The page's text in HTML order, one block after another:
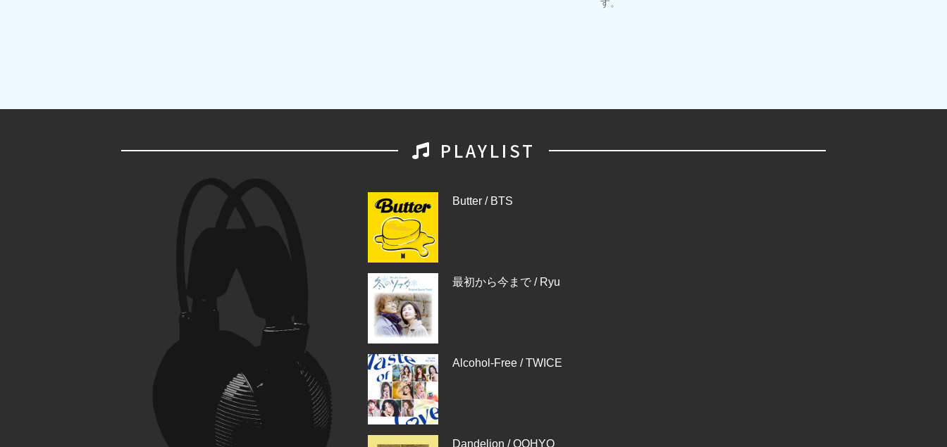
す。
PLAYLIST
Butter / BTS
最初から今まで / Ryu
Alcohol-Free / TWICE
Dandelion / OOHYO